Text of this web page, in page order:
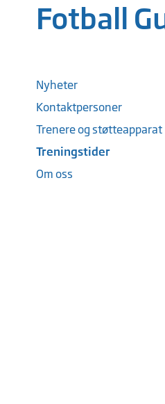
Fotball
Nyheter
Kontaktpersoner
Trenere og støtteapparat
Treningstider
Om oss